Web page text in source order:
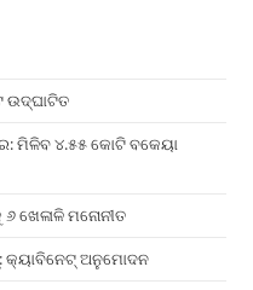
ଉଦ୍ଘାଟିତ
ମିଳିବ ୪.୫୫ କୋଟି ବକେୟା
ଖେଳାଳି ମନୋନୀତ
କ୍ୟାବିନେଟ୍ ଅନୁମୋଦନ